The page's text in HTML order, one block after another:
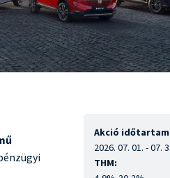
Akció
2026. 07. 01. - 07.
THM: